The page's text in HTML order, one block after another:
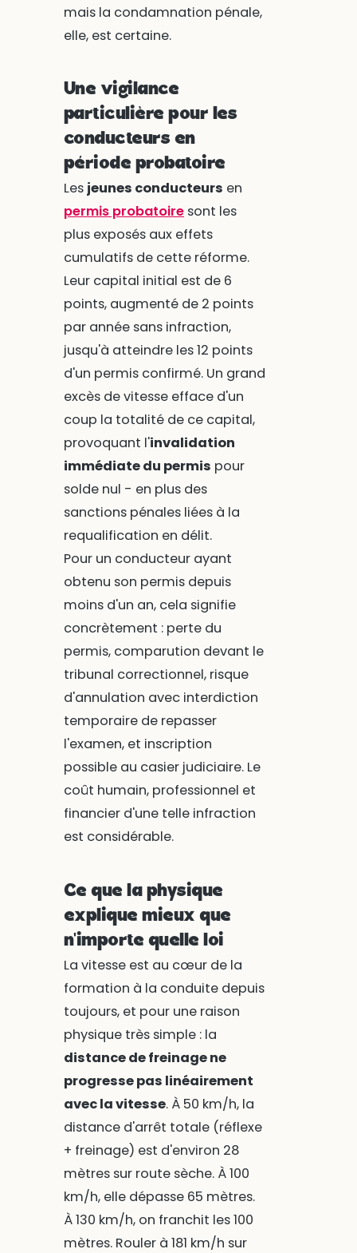
mais la condamnation pénale,
elle, est certaine.
Une vigilance
particulière pour les
conducteurs en
période probatoire
Les jeunes conducteurs en
permis probatoiresont les
plus exposés aux effets
cumulatifs de cette réforme.
Leur capital initial est de 6
points, augmenté de 2 points
par année sans infraction,
jusqu'à atteindre les 12 points
d'un permis confirmé. Un grand
excès de vitesse efface d'un
coup la totalité de ce capital,
provoquant l'invalidation
immédiate du permis pour
solde nul - en plus des
sanctions pénales liées à la
requalification en délit.
Pour un conducteur ayant
obtenu son permis depuis
moins d'un an, cela signifie
concrètement : perte du
permis, comparution devant le
tribunal correctionnel, risque
d'annulation avec interdiction
temporaire de repasser
l'examen, et inscription
possible au casier judiciaire. Le
coût humain, professionnel et
financier d'une telle infraction
est considérable.
Ce que la physique
explique mieux que
n'importe quelle loi
La vitesse est au cœur de la
formation à la conduite depuis
toujours, et pour une raison
physique très simple : la
distance de freinage ne
progresse pas linéairement
avec la vitesse. À 50 km/h, la
distance d'arrêt totale (réflexe
+ freinage) est d'environ 28
mètres sur route sèche. À 100
km/h, elle dépasse 65 mètres.
À 130 km/h, on franchit les 100
mètres. Rouler à 181 km/h sur